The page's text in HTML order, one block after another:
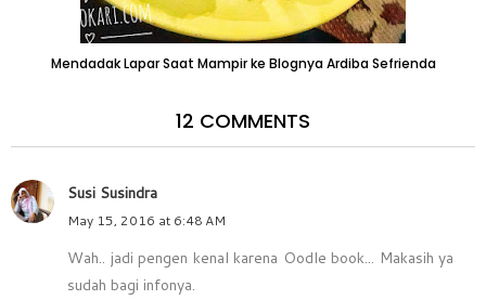
Mendadak Lapar Saat Mampir ke Blognya Ardiba Sefrienda
12 COMMENTS
Susi Susindra
May 15, 2016 at 6:48 AM
Wah.. jadi pengen kenal karena Oodle book... Makasih ya
sudah bagi infonya.